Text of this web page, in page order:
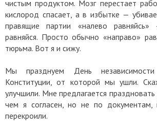
чистым продуктом. Мозг перестает
кислород спасает, а в избытке —
правящие партии «налево
равняйся. Просто обычно «направо»
тюрьма. Вот я и сижу.
Мы празднуем День
Конституции, от которой мы ушли.
улучшили. Мне предлагается
чем я согласен, но не по документам,
перекроили.